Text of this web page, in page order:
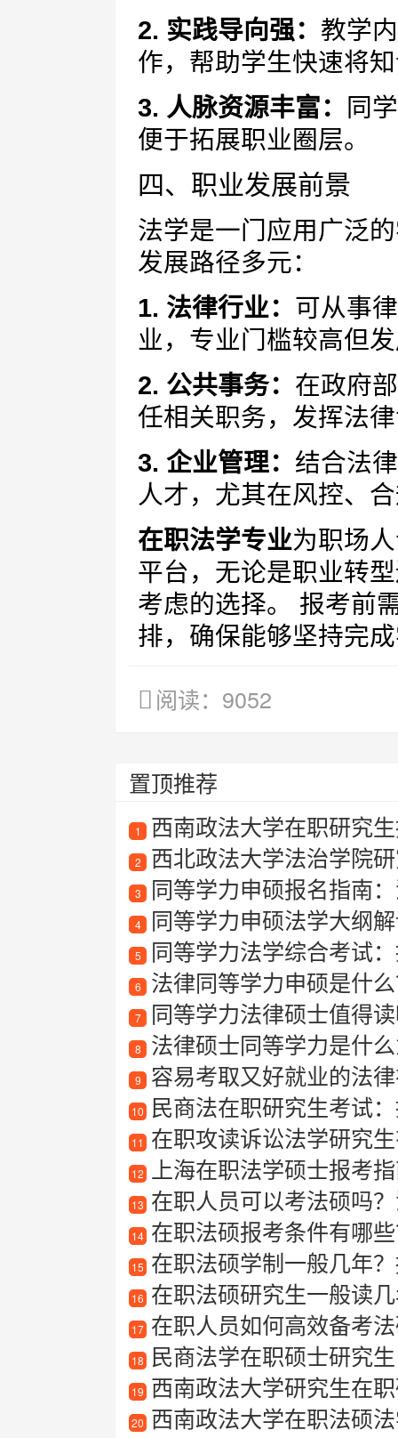
2. 实践导向强： 教学
作，帮助学生快速将
3. 人脉资源丰富：
同
便于拓展职业圈层。
四、职业发展前景
法学是一门应用广泛
发展路径多元：
1. 法律行业： 可从事
业，专业门槛较高但
2. 公共事务： 在政府
任相关职务，发挥法
3. 企业管理： 结合法
人才，尤其在风控、
在职法学专业为职场
平台，无论是职业转
考虑的选择。 报考前
排，确保能够坚持完
阅读：9052
置顶推荐
1 西南政法大学在职研究
2 西北政法大学法治学院
3 同等学力申硕报名指南
4 同等学力申硕法学大纲
5 同等学力法学综合考试
6 法律同等学力申硕是什么
7 同等学力法律硕士值得
8 法律硕士同等学力是什
9 容易考取又好就业的法
10 民商法在职研究生考试
11 在职攻读诉讼法学研究
12 上海在职法学硕士报考指
13 在职人员可以考法硕吗
14 在职法硕报考条件有哪
15 在职法硕学制一般几年
16 在职法硕研究生一般读
17 在职人员如何高效备考法
18 民商法学在职硕士研究生
19 西南政法大学研究生在
20 西南政法大学在职法硕